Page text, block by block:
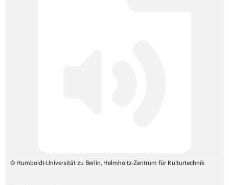
© Humboldt-Universität zu Berlin, Helmholtz-Zentrum für Kulturtechnik